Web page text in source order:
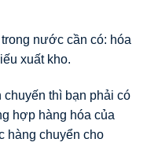
nước cần có: hóa
xuất kho.
thì bạn phải có
hợp hàng hóa của
hàng chuyển cho